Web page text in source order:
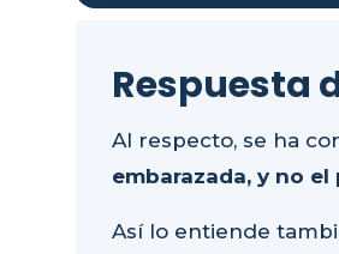
Respuesta
Al respecto, se ha
embarazada, y no el
Así lo entiende